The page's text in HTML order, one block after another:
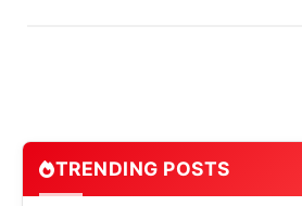
TRENDING POSTS